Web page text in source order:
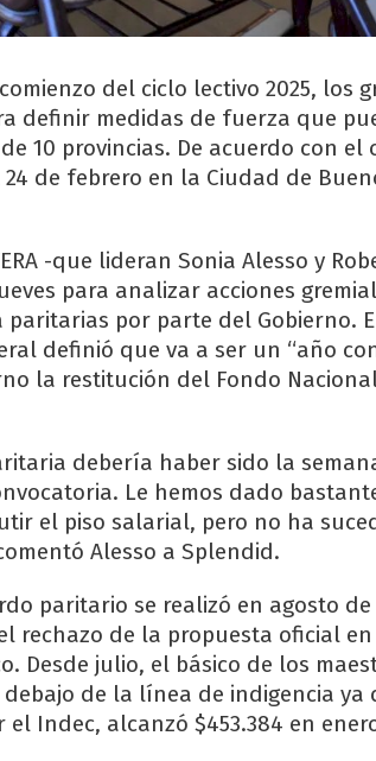
del ciclo lectivo 2025, los
definir medidas de fuerza que
10 provincias. De acuerdo con
de febrero en la Ciudad de
-que lideran Sonia Alesso y
para analizar acciones
paritarias por parte del Gobierno.
definió que va a ser un “año
la restitución del Fondo
debería haber sido la
Le hemos dado
el piso salarial, pero no ha
Alesso a Splendid.
paritario se realizó en agosto
rechazo de la propuesta oficial
Desde julio, el básico de los
de la línea de indigencia
el Indec, alcanzó $453.384 en